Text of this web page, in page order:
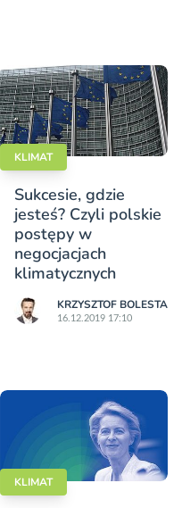
KLIMAT
Sukcesie, gdzie
jesteś? Czyli polskie
postępy w
negocjacjach
klimatycznych
KRZYSZTOF BOLESTA
16.12.2019 17:10
KLIMAT